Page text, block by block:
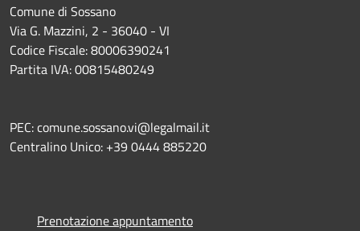
Comune di Sossano
Via G. Mazzini, 2 - 36040 - VI
Codice Fiscale: 80006390241
Partita IVA: 00815480249
PEC: comune.sossano.vi@legalmail.it
Centralino Unico: +39 0444 885220
Prenotazione appuntamento